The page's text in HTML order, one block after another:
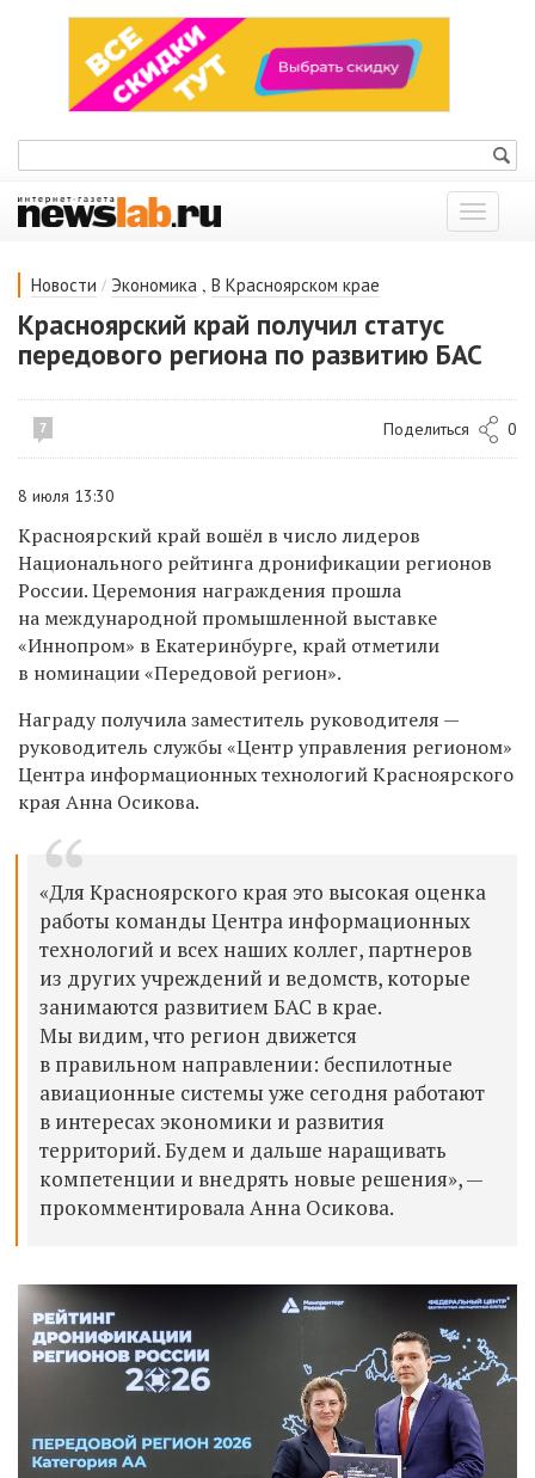
Показать
меню
Новости / Экономика , В Красноярском крае
Красноярский край получил статус
передового региона по развитию БАС
7 Поделиться 0
8 июля 13:30
Красноярский край вошёл в число лидеров
Национального рейтинга дронификации регионов
России. Церемония награждения прошла
на международной промышленной выставке
«Иннопром» в Екатеринбурге, край отметили
в номинации «Передовой регион».
Награду получила заместитель руководителя —
руководитель службы «Центр управления регионом»
Центра информационных технологий Красноярского
края Анна Осикова.
«Для Красноярского края это высокая оценка
работы команды Центра информационных
технологий и всех наших коллег, партнеров
из других учреждений и ведомств, которые
занимаются развитием БАС в крае.
Мы видим, что регион движется
в правильном направлении: беспилотные
авиационные системы уже сегодня работают
в интересах экономики и развития
территорий. Будем и дальше наращивать
компетенции и внедрять новые решения», —
прокомментировала Анна Осикова.